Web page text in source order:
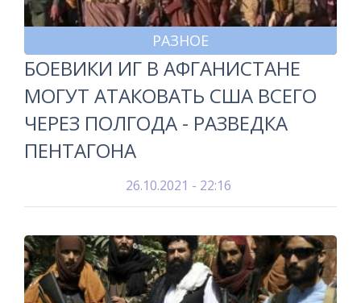
РАЗНОЕ
БОЕВИКИ ИГ В АФГАНИСТАНЕ
МОГУТ АТАКОВАТЬ США ВСЕГО
ЧЕРЕЗ ПОЛГОДА - РАЗВЕДКА
ПЕНТАГОНА
26.10.2021 - 22:16